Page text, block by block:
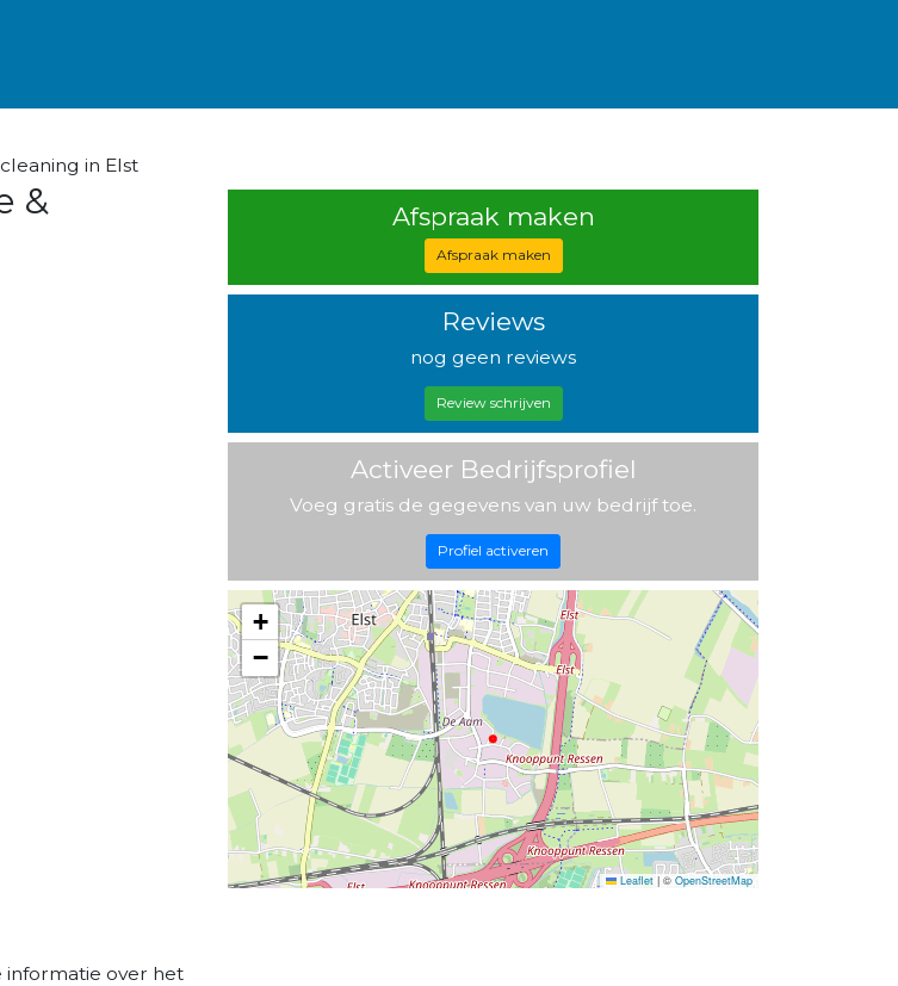
in Elst
&
informatie over het
Afspraak maken
Afspraak maken
Reviews
nog geen reviews
Review schrijven
Activeer Bedrijfsprofiel
Voeg gratis de gegevens van uw bedrijf toe.
Profiel activeren
+
−
Leaflet | © OpenStreetMap